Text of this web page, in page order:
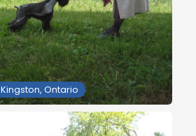
Kingston, Ontario